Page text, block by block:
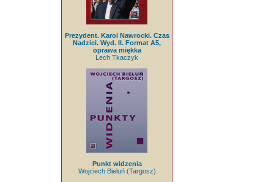
Prezydent. Karol Nawrocki. Czas
Nadziei. Wyd. II. Format A5,
oprawa miękka
Lech Tkaczyk
Punkt widzenia
Wojciech Bieluń (Targosz)